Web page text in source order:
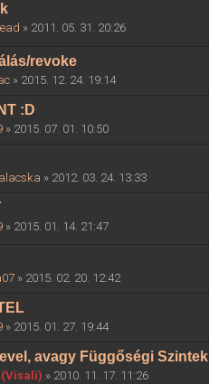
» 2011. 05. 31. 20:26
revoke
» 2015. 12. 24. 19:14
:D
» 2015. 07. 01. 10:50
» 2012. 03. 24. 13:33
» 2015. 01. 14. 21:47
» 2015. 02. 20. 12:42
» 2015. 01. 27. 19:44
avagy Függőségi Szintek
» 2010. 11. 17. 11:26